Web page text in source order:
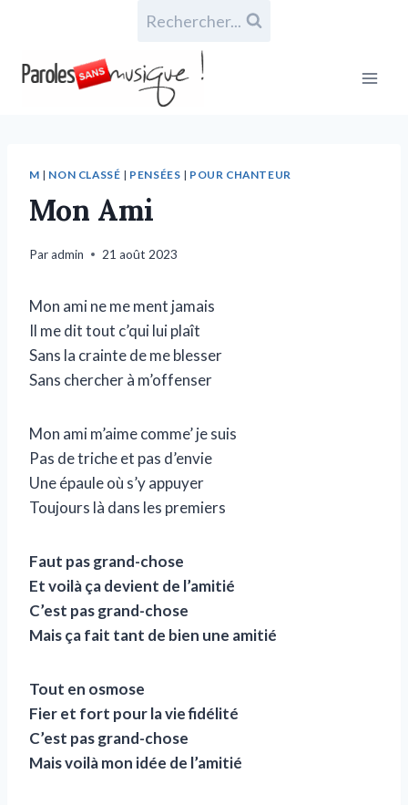
Rechercher...
M | NON CLASSÉ | PENSÉES | POUR CHANTEUR
Mon Ami
Paradmin 21 août 2023
Mon ami ne me ment jamais
Il me dit tout c’qui lui plaît
Sans la crainte de me blesser
Sans chercher à m’offenser
Mon ami m’aime comme’ je suis
Pas de triche et pas d’envie
Une épaule où s’y appuyer
Toujours là dans les premiers
Faut pas grand-chose
Et voilà ça devient de l’amitié
C’est pas grand-chose
Mais ça fait tant de bien une amitié
Tout en osmose
Fier et fort pour la vie fidélité
C’est pas grand-chose
Mais voilà mon idée de l’amitié